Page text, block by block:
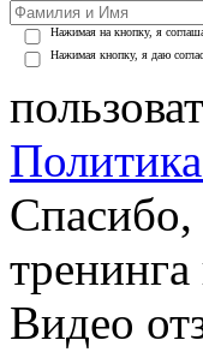
Нажимая на кнопку, я
Нажимая кнопку, я даю
Видео